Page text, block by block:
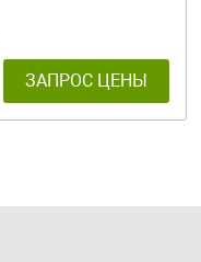
ЗАПРОС ЦЕНЫ